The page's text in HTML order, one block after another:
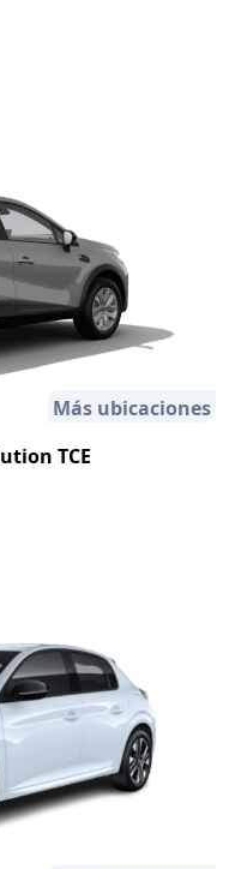
Más ubicaciones
TCE